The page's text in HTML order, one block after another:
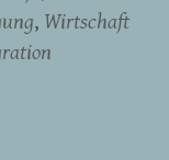
Wirtschaft